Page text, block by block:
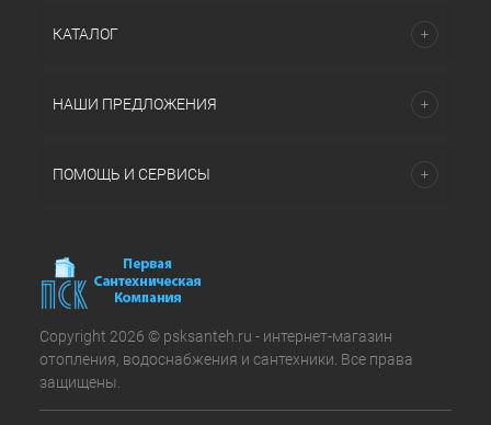
КАТАЛОГ
НАШИ ПРЕДЛОЖЕНИЯ
ПОМОЩЬ И СЕРВИСЫ
Copyright 2026 © psksanteh.ru - интернет-магазин
отопления, водоснабжения и сантехники. Все права
защищены.